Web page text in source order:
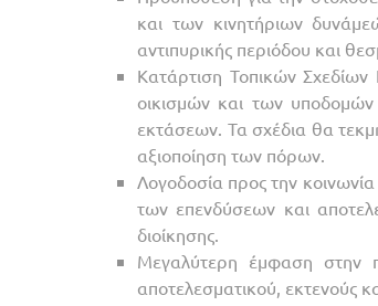
και των κινητήριων
αντιπυρικής περιόδου και
Κατάρτιση Τοπικών
οικισμών και των
εκτάσεων. Τα σχέδια θα
αξιοποίηση των πόρων.
Λογοδοσία προς την
των επενδύσεων και
διοίκησης.
Μεγαλύτερη έμφαση στην
αποτελεσματικού, εκτενούς